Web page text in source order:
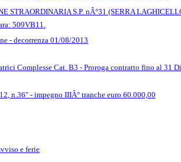
S.P. nÂ°31 (SERRA LAGHICELLO
509VB11.
- decorrenza 01/08/2013
Complesse Cat. B3 - Proroga contratto fino al 31
n.36" - impegno IIIÂ° tranche euro 60.000,00
e ferie